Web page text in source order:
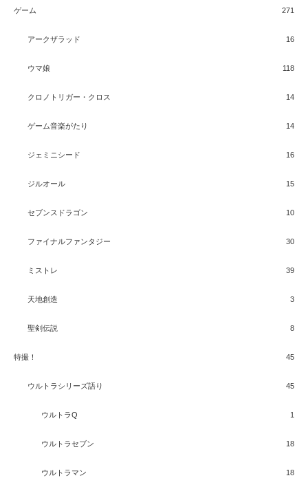
ゲーム 271
アークザラッド 16
ウマ娘 118
クロノトリガー・クロス 14
ゲーム音楽がたり 14
ジェミニシード 16
ジルオール 15
セブンスドラゴン 10
ファイナルファンタジー 30
ミストレ 39
天地創造 3
聖剣伝説 8
特撮！ 45
ウルトラシリーズ語り 45
ウルトラQ 1
ウルトラセブン 18
ウルトラマン 18